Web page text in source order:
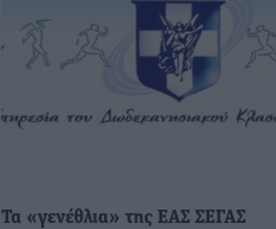
Τα «γενέθλια» της ΕΑΣ ΣΕΓΑΣ